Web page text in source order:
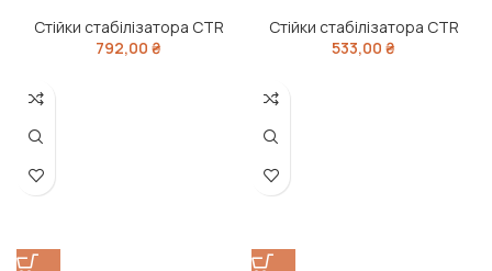
CL0164 (вир-во CTR)
Стійки стабілізатора CTR
792,00 ₴
CLHO-31 (вир-во CTR)
Стійки стабілізатора CTR
533,00 ₴